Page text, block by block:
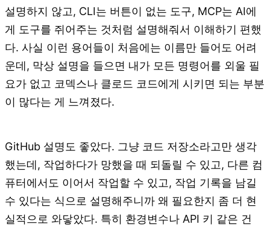
설명하지 않고, CLI는 버튼이 없는 도구, MCP는 AI에
게 도구를 쥐어주는 것처럼 설명해줘서 이해하기 편했
다. 사실 이런 용어들이 처음에는 이름만 들어도 어려
운데, 막상 설명을 들으면 내가 모든 명령어를 외울 필
요가 없고 코덱스나 클로드 코드에게 시키면 되는 부분
이 많다는 게 느껴졌다.
GitHub 설명도 좋았다. 그냥 코드 저장소라고만 생각
했는데, 작업하다가 망했을 때 되돌릴 수 있고, 다른 컴
퓨터에서도 이어서 작업할 수 있고, 작업 기록을 남길
수 있다는 식으로 설명해주니까 왜 필요한지 좀 더 현
실적으로 와닿았다. 특히 환경변수나 API 키 같은 건